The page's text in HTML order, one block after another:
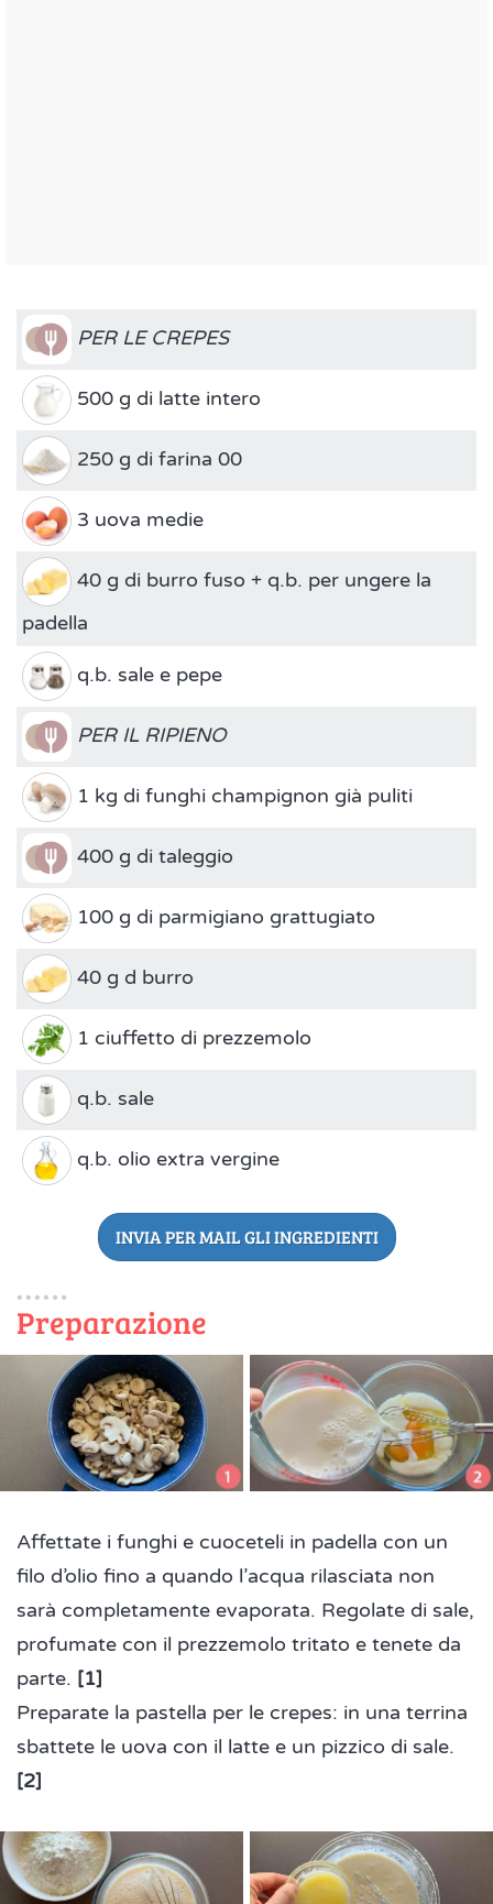
PER LE CREPES
500 g di latte intero
250 g di farina 00
3 uova medie
40 g di burro fuso + q.b. per ungere la
padella
q.b. sale e pepe
PER IL RIPIENO
1 kg di funghi champignon già puliti
400 g di taleggio
100 g di parmigiano grattugiato
40 g d burro
1 ciuffetto di prezzemolo
q.b. sale
q.b. olio extra vergine
INVIA PER MAIL GLI INGREDIENTI
Preparazione
Affettate i funghi e cuoceteli in padella con un
filo d’olio fino a quando l’acqua rilasciata non
sarà completamente evaporata. Regolate di sale,
profumate con il prezzemolo tritato e tenete da
parte. [1]
Preparate la pastella per le crepes: in una terrina
sbattete le uova con il latte e un pizzico di sale.
[2]